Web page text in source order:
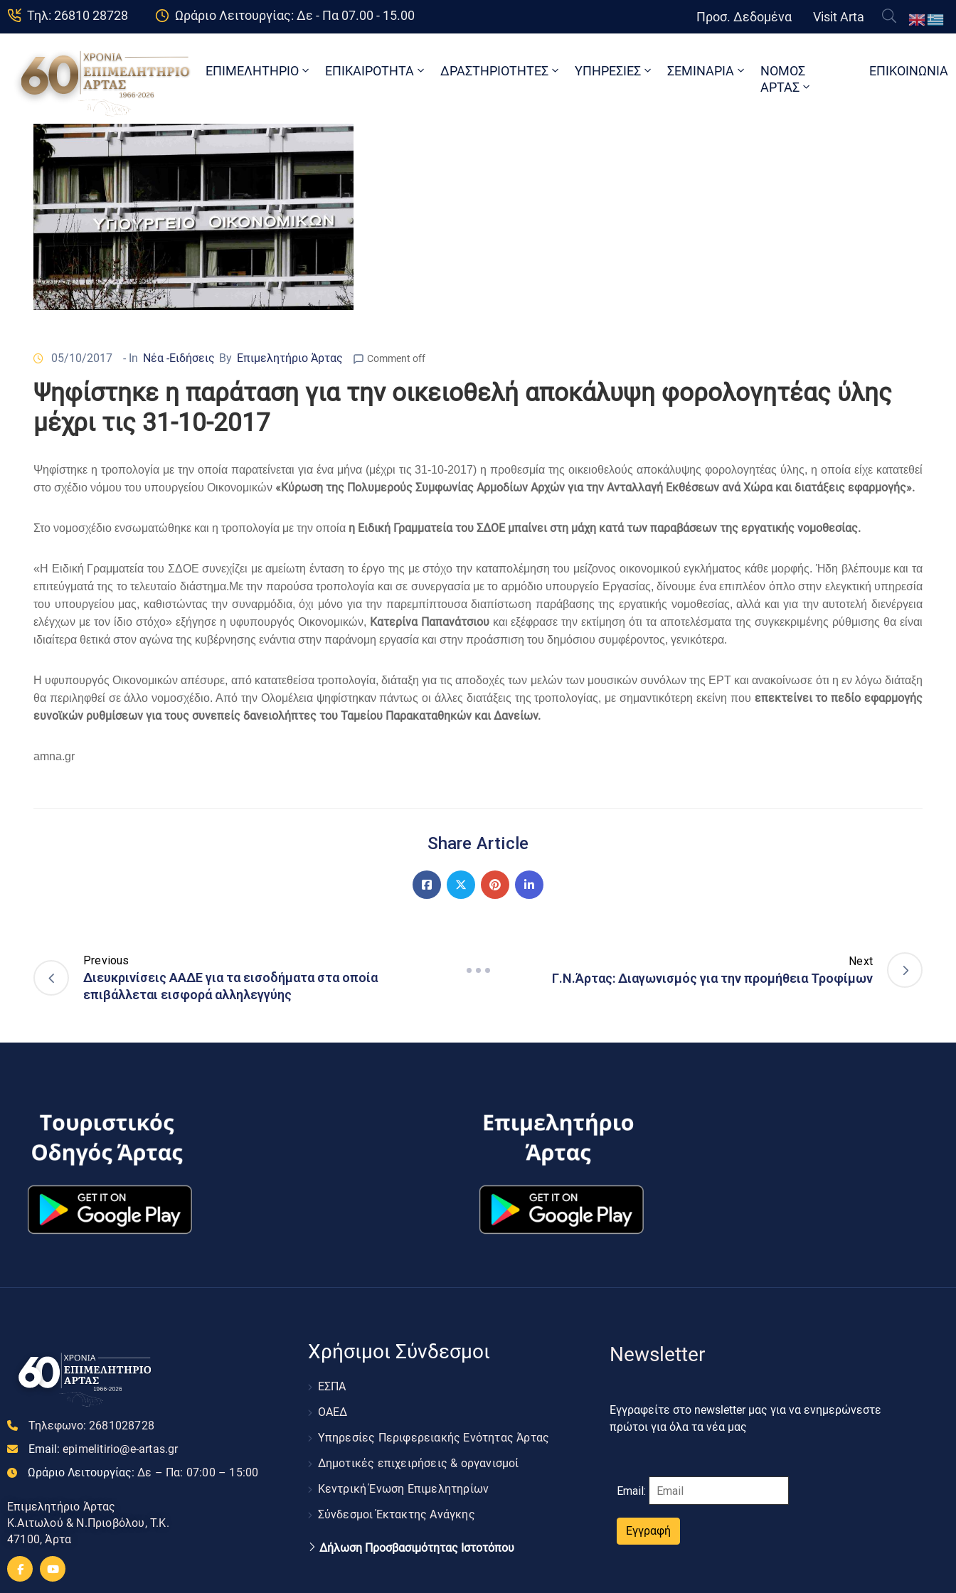
Τηλ: 26810 28728 Ωράριο Λειτουργίας: Δε - Πα 07.00 - 15.00 Προσ. Δεδομένα Visit Arta
ΕΠΙΜΕΛΗΤΗΡΙΟ ΕΠΙΚΑΙΡΟΤΗΤΑ ΔΡΑΣΤΗΡΙΟΤΗΤΕΣ ΥΠΗΡΕΣΙΕΣ ΣΕΜΙΝΑΡΙΑ
ΝΟΜΟΣ
ΑΡΤΑΣ
ΕΠΙΚΟΙΝΩΝΙΑ
05/10/2017 - In Νέα -Ειδήσεις By Επιμελητήριο Άρτας Comment off
Ψηφίστηκε η παράταση για την οικειοθελή αποκάλυψη φορολογητέας ύλης
μέχρι τις 31-10-2017
Ψηφίστηκε η τροπολογία με την οποία παρατείνεται για ένα μήνα (μέχρι τις 31-10-2017) η προθεσμία της οικειοθελούς αποκάλυψης φορολογητέας ύλης, η οποία είχε κατατεθεί
στο σχέδιο νόμου του υπουργείου Οικονομικών «Κύρωση της Πολυμερούς Συμφωνίας Αρμοδίων Αρχών για την Ανταλλαγή Εκθέσεων ανά Χώρα και διατάξεις εφαρμογής».
Στο νομοσχέδιο ενσωματώθηκε και η τροπολογία με την οποία η Ειδική Γραμματεία του ΣΔΟΕ μπαίνει στη μάχη κατά των παραβάσεων της εργατικής νομοθεσίας.
«H Ειδική Γραμματεία του ΣΔΟΕ συνεχίζει με αμείωτη ένταση το έργο της με στόχο την καταπολέμηση του μείζονος οικονομικού εγκλήματος κάθε μορφής. Ήδη βλέπουμε και τα
επιτεύγματά της το τελευταίο διάστημα.Με την παρούσα τροπολογία και σε συνεργασία με το αρμόδιο υπουργείο Εργασίας, δίνουμε ένα επιπλέον όπλο στην ελεγκτική υπηρεσία
του υπουργείου μας, καθιστώντας την συναρμόδια, όχι μόνο για την παρεμπίπτουσα διαπίστωση παράβασης της εργατικής νομοθεσίας, αλλά και για την αυτοτελή διενέργεια
ελέγχων με τον ίδιο στόχο» εξήγησε η υφυπουργός Οικονομικών, Κατερίνα Παπανάτσιουκαι εξέφρασε την εκτίμηση ότι τα αποτελέσματα της συγκεκριμένης ρύθμισης θα είναι
ιδιαίτερα θετικά στον αγώνα της κυβέρνησης ενάντια στην παράνομη εργασία και στην προάσπιση του δημόσιου συμφέροντος, γενικότερα.
Η υφυπουργός Οικονομικών απέσυρε, από κατατεθείσα τροπολογία, διάταξη για τις αποδοχές των μελών των μουσικών συνόλων της ΕΡΤ και ανακοίνωσε ότι η εν λόγω διάταξη
θα περιληφθεί σε άλλο νομοσχέδιο. Από την Ολομέλεια ψηφίστηκαν πάντως οι άλλες διατάξεις της τροπολογίας, με σημαντικότερη εκείνη που επεκτείνει το πεδίο εφαρμογής
ευνοϊκών ρυθμίσεων για τους συνεπείς δανειολήπτες του Ταμείου Παρακαταθηκών και Δανείων.
amna.gr
Share Article
Previous
Διευκρινίσεις ΑΑΔΕ για τα εισοδήματα στα οποία
επιβάλλεται εισφορά αλληλεγγύης
Next
Γ.Ν.Άρτας: Διαγωνισμός για την προμήθεια Τροφίμων
Τηλεφωνο: 2681028728
Email: epimelitirio@e-artas.gr
Ωράριο Λειτουργίας: Δε – Πα: 07:00 – 15:00
Επιμελητήριο Άρτας
Κ.Αιτωλού & Ν.Πριοβόλου, Τ.Κ.
47100, Άρτα
Χρήσιμοι Σύνδεσμοι
ΕΣΠΑ
ΟΑΕΔ
Υπηρεσίες Περιφερειακής Ενότητας Άρτας
Δημοτικές επιχειρήσεις & οργανισμοί
Κεντρική Ένωση Επιμελητηρίων
Σύνδεσμοι Έκτακτης Ανάγκης
Δήλωση Προσβασιμότητας Ιστοτόπου
Newsletter
Εγγραφείτε στο newsletter μας για να ενημερώνεστε
πρώτοι για όλα τα νέα μας
Email:
Εγγραφή